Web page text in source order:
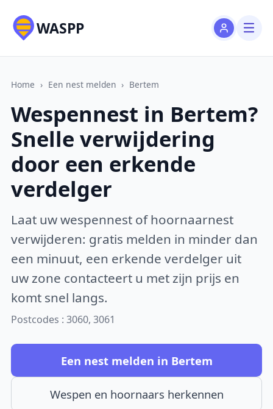
WASPP
Home › Een nest melden › Bertem
Wespennest in Bertem?
Snelle verwijdering
door een erkende
verdelger
Laat uw wespennest of hoornaarnest
verwijderen: gratis melden in minder dan
een minuut, een erkende verdelger uit
uw zone contacteert u met zijn prijs en
komt snel langs.
Postcodes : 3060, 3061
Een nest melden in Bertem
Wespen en hoornaars herkennen